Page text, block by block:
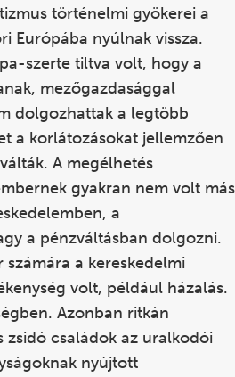
történelmi gyökerei a
Európába nyúlnak vissza.
szerte tiltva volt, hogy a
mezőgazdasággal
dolgozhattak a legtöbb
a korlátozásokat jellemzően
A megélhetés
gyakran nem volt más
a
a pénzváltásban dolgozni.
a kereskedelmi
volt, például házalás.
Azonban ritkán
családok az uralkodói
nyújtott